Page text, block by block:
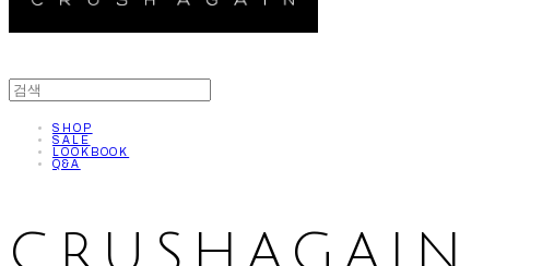
SHOP
SALE
LOOKBOOK
Q&A
CRUSHAGAIN